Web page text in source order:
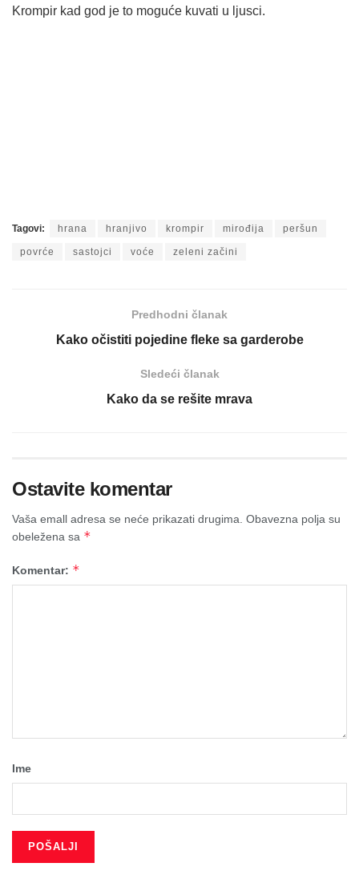
Krompir kad god je to moguće kuvati u ljusci.
Tagovi: hrana hranjivo krompir mirođija peršun
povrće sastojci voće zeleni začini
Predhodni članak
Kako očistiti pojedine fleke sa garderobe
Sledeći članak
Kako da se rešite mrava
Ostavite komentar
Vaša emall adresa se neće prikazati drugima. Obavezna polja su
obeležena sa *
Komentar: *
Ime